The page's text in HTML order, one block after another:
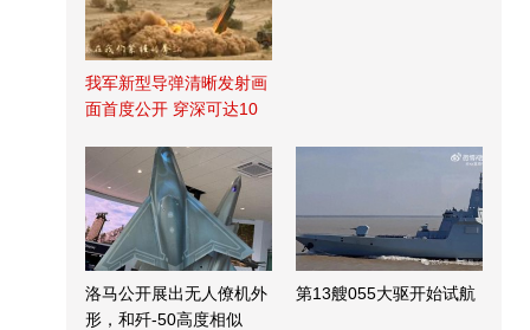
我军新型导弹清晰发射画
面首度公开 穿深可达10
洛马公开展出无人僚机外
形，和歼-50高度相似
第13艘055大驱开始试航